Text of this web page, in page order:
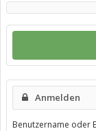
Anmelden
Benutzername oder